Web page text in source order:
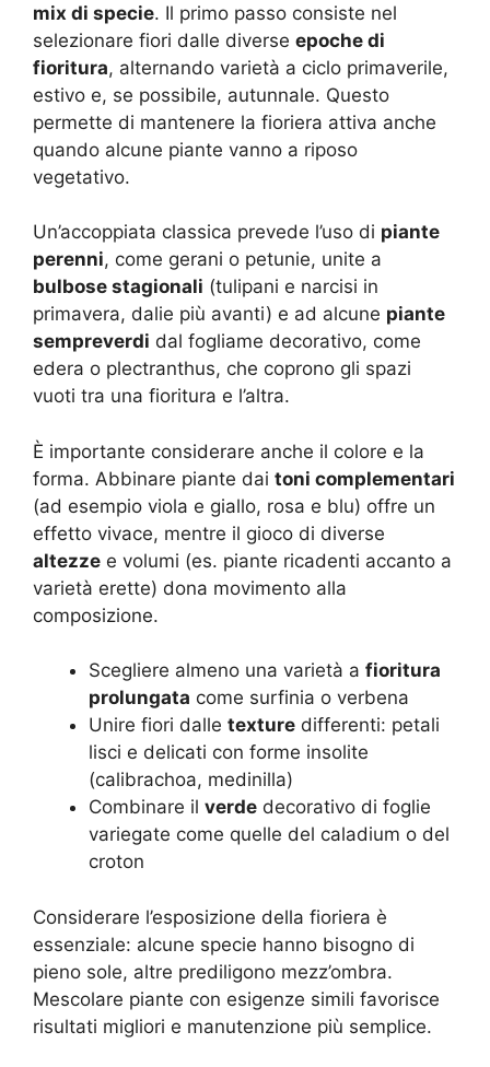
mix di specie. Il primo passo consiste nel
selezionare fiori dalle diverse epoche di
fioritura, alternando varietà a ciclo primaverile,
estivo e, se possibile, autunnale. Questo
permette di mantenere la fioriera attiva anche
quando alcune piante vanno a riposo
vegetativo.
Un’accoppiata classica prevede l’uso di piante
perenni, come gerani o petunie, unite a
bulbose stagionali (tulipani e narcisi in
primavera, dalie più avanti) e ad alcune piante
sempreverdi dal fogliame decorativo, come
edera o plectranthus, che coprono gli spazi
vuoti tra una fioritura e l’altra.
È importante considerare anche il colore e la
forma. Abbinare piante dai toni complementari
(ad esempio viola e giallo, rosa e blu) offre un
effetto vivace, mentre il gioco di diverse
altezze e volumi (es. piante ricadenti accanto a
varietà erette) dona movimento alla
composizione.
Scegliere almeno una varietà a fioritura
prolungata come surfinia o verbena
Unire fiori dalle texture differenti: petali
lisci e delicati con forme insolite
(calibrachoa, medinilla)
Combinare il verde decorativo di foglie
variegate come quelle del caladium o del
croton
Considerare l’esposizione della fioriera è
essenziale: alcune specie hanno bisogno di
pieno sole, altre prediligono mezz’ombra.
Mescolare piante con esigenze simili favorisce
risultati migliori e manutenzione più semplice.